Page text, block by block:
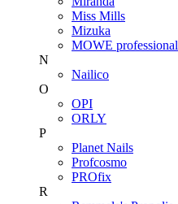
Miss Mills
Mizuka
MOWE professional
N
Nailico
O
OPI
ORLY
P
Planet Nails
Profcosmo
PROfix
R